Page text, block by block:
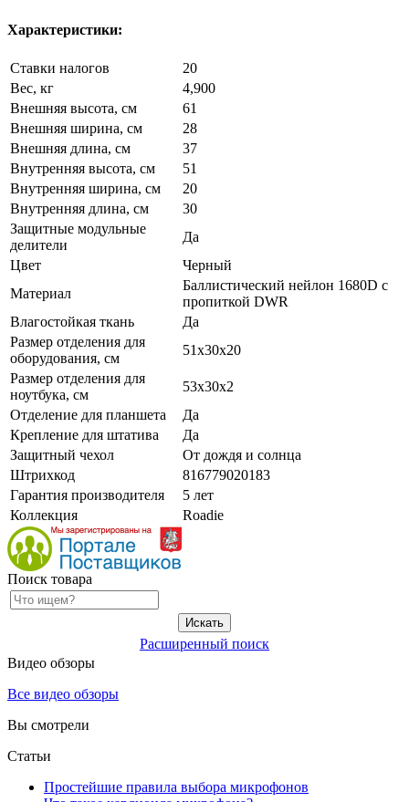
Характеристики:
Ставки налогов
20
Вес, кг
4,900
Внешняя высота, см
61
Внешняя ширина, см
28
Внешняя длина, см
37
Внутренняя высота, см
51
Внутренняя ширина, см
20
Внутренняя длина, см
30
Защитные модульные
делители
Да
Цвет
Черный
Материал
Баллистический нейлон 1680D с
пропиткой DWR
Влагостойкая ткань
Да
Размер отделения для
оборудования, см
51х30х20
Размер отделения для
ноутбука, см
53х30х2
Отделение для планшета
Да
Крепление для штатива
Да
Защитный чехол
От дождя и солнца
Штрихкод
816779020183
Гарантия производителя
5 лет
Коллекция
Roadie
Поиск товара
Расширенный поиск
Видео обзоры
Все видео обзоры
Вы смотрели
Статьи
Простейшие правила выбора микрофонов